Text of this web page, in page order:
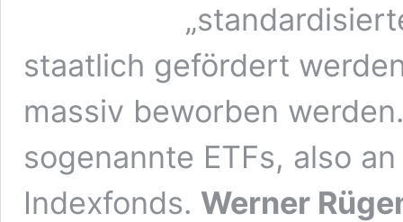
staatlich gefördert
massiv beworben
sogenannte ETFs, also
Indexfonds. Werner